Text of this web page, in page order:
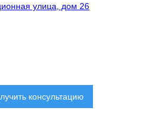
улица, дом 26
консультацию